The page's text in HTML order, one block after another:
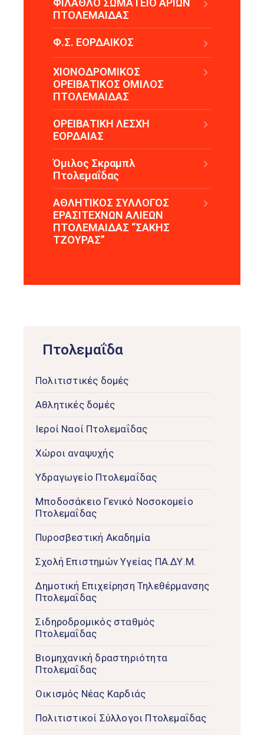
Πτολεμαΐδα
Πολιτιστικές δομές
Αθλητικές δομές
Ιεροί Ναοί Πτολεμαΐδας
Χώροι αναψυχής
Υδραγωγείο Πτολεμαΐδας
Μποδοσάκειο Γενικό Νοσοκομείο
Πτολεμαΐδας
Πυροσβεστική Ακαδημία
Σχολή Επιστημών Υγείας ΠΑ.ΔΥ.Μ.
Δημοτική Επιχείρηση Τηλεθέρμανσης
Πτολεμαΐδας
Σιδηροδρομικός σταθμός
Πτολεμαΐδας
Βιομηχανική δραστηριότητα
Πτολεμαΐδας
Οικισμός Νέας Καρδιάς
Πολιτιστικοί Σύλλογοι Πτολεμαΐδας
ΦΙΛΑΘΛΟ ΣΩΜΑΤΕΙΟ ΑΡΙΩΝ
ΠΤΟΛΕΜΑΙΔΑΣ
Φ.Σ. ΕΟΡΔΑΙΚΟΣ
ΧΙΟΝΟΔΡΟΜΙΚΟΣ
ΟΡΕΙΒΑΤΙΚΟΣ ΟΜΙΛΟΣ
ΠΤΟΛΕΜΑΙΔΑΣ
ΟΡΕΙΒΑΤΙΚΗ ΛΕΣΧΗ
ΕΟΡΔΑΙΑΣ
Όμιλος Σκραμπλ
Πτολεμαΐδας
ΑΘΛΗΤΙΚΟΣ ΣΥΛΛΟΓΟΣ
ΕΡΑΣΙΤΕΧΝΩΝ ΑΛΙΕΩΝ
ΠΤΟΛΕΜΑΙΔΑΣ “ΣΑΚΗΣ
ΤΖΟΥΡΑΣ”